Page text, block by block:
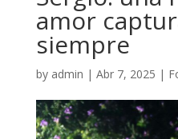
amor
siempre
by admin | Abr 7, 2025 |